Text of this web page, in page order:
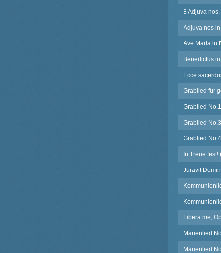
8 Adjuva
Adjuva nos
Ave Maria in
Benedictus
Ecce
Grablied für
Grablied
Grablied
Grablied
In Treue
Juravit
Libera me,
Marienlied
Marienlied